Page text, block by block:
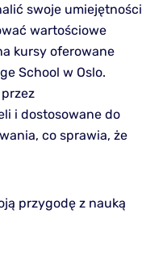
swoje umiejętności
wartościowe
kursy oferowane
School w Oslo.
i dostosowane do
co sprawia, że
przygodę z nauką